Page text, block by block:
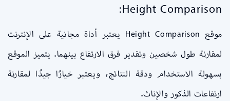
Height Comparison:
موقع Height Comparison يعتبر أداة مجانية على الإنترنت
لمقارنة طول شخصين وتقدير فرق الارتفاع بينهما. يتميز الموقع
بسهولة الاستخدام ودقة النتائج، ويعتبر خيارًا جيدًا لمقارنة
ارتفاعات الذكور والإناث.